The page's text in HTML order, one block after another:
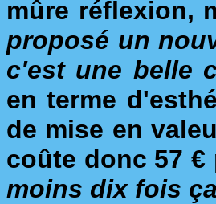
mûre réflexion,
proposé un
c'est une belle
en terme
de mise en
coûte donc 57
moins dix fois